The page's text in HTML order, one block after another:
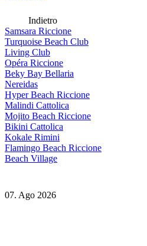
Indietro
Samsara Riccione
Turquoise Beach Club
Living Club
Opéra Riccione
Beky Bay Bellaria
Nereidas
Hyper Beach Riccione
Malindi Cattolica
Mojito Beach Riccione
Bikini Cattolica
Kokale Rimini
Flamingo Beach Riccione
Beach Village
07. Ago 2026